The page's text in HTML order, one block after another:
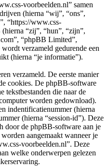
voorbeelden.nl” samen
(hierna “wij”, “ons”,
“https://www.css-
“zij”, “hun”, “zijn”,
“phpBB Limited”,
verzameld gedurende een
(hierna “je informatie”).
verzameld. De eerste manier
cookies. De phpBB-software
tekstbestanden die naar de
worden gedownload).
indentificatienummer (hierna
(hierna “session-id”). Deze
door de phpBB-software aan je
aangemaakt wanneer je
voorbeelden.nl”. Deze
welke onderwerpen gelezen